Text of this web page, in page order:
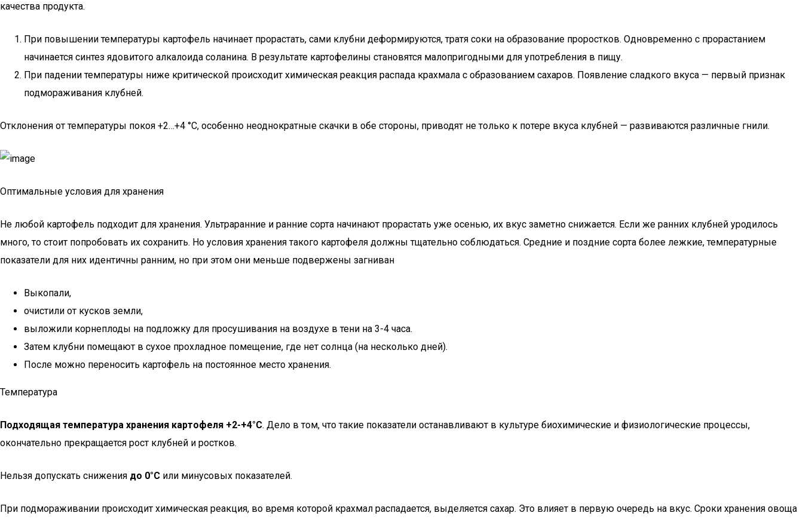
качества продукта.
При повышении температуры картофель начинает прорастать, сами клубни деформируются, тратя соки на образование проростков. Одновременно с прорастанием
начинается синтез ядовитого алкалоида соланина. В результате картофелины становятся малопригодными для употребления в пищу.
При падении температуры ниже критической происходит химическая реакция распада крахмала с образованием сахаров. Появление сладкого вкуса — первый признак
подмораживания клубней.
Отклонения от температуры покоя +2…+4 °C, особенно неоднократные скачки в обе стороны, приводят не только к потере вкуса клубней — развиваются различные гнили.
Оптимальные условия для хранения
Не любой картофель подходит для хранения. Ультраранние и ранние сорта начинают прорастать уже осенью, их вкус заметно снижается. Если же ранних клубней уродилось
много, то стоит попробовать их сохранить. Но условия хранения такого картофеля должны тщательно соблюдаться. Средние и поздние сорта более лежкие, температурные
показатели для них идентичны ранним, но при этом они меньше подвержены загниван
Выкопали,
очистили от кусков земли,
выложили корнеплоды на подложку для просушивания на воздухе в тени на 3-4 часа.
Затем клубни помещают в сухое прохладное помещение, где нет солнца (на несколько дней).
После можно переносить картофель на постоянное место хранения.
Температура
Подходящая температура хранения картофеля +2-+4°С. Дело в том, что такие показатели останавливают в культуре биохимические и физиологические процессы,
окончательно прекращается рост клубней и ростков.
Нельзя допускать снижения до 0°С или минусовых показателей.
При подмораживании происходит химическая реакция, во время которой крахмал распадается, выделяется сахар. Это влияет в первую очередь на вкус. Сроки хранения овоща